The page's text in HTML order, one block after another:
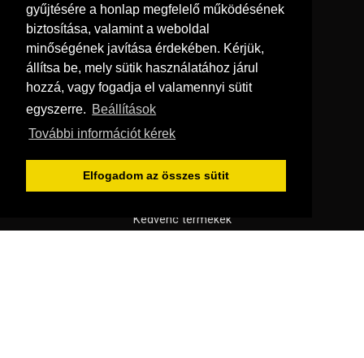
gyűjtésére a honlap megfelelő működésének
biztosítása, valamint a weboldal
minőségének javítása érdekében. Kérjük,
állítsa be, mely sütik használatához járul
hozzá, vagy fogadja el valamennyi sütit
egyszerre. Beállítások
További információt kérek
Elfogadom az összes sütit
Általános szerződési feltételek
Elállási nyilatkozat
Fogyasztóbarát dokumentumok
Impresszum
Hírek, érdekességek
Kedvenc termékek